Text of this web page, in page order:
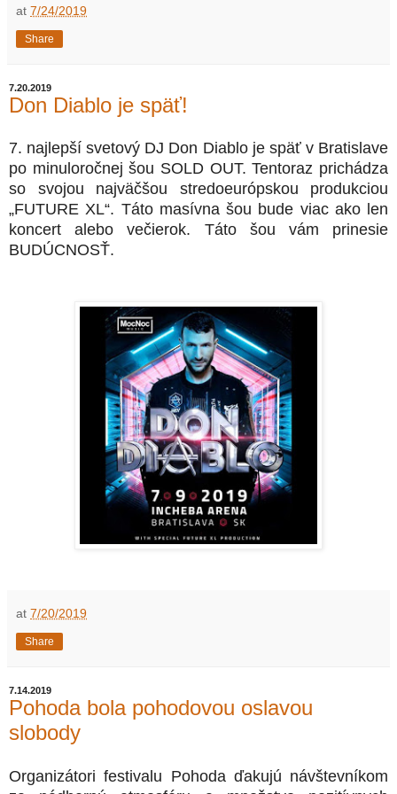
at 7/24/2019
Share
7.20.2019
Don Diablo je späť!
7. najlepší svetový DJ Don Diablo je späť v Bratislave
po minuloročnej šou SOLD OUT. Tentoraz prichádza
so svojou najväčšou stredoeurópskou produkciou
„FUTURE XL“. Táto masívna šou bude viac ako len
koncert alebo večierok. Táto šou vám prinesie
BUDÚCNOSŤ.
at 7/20/2019
Share
7.14.2019
Pohoda bola pohodovou oslavou
slobody
Organizátori festivalu Pohoda ďakujú návštevníkom